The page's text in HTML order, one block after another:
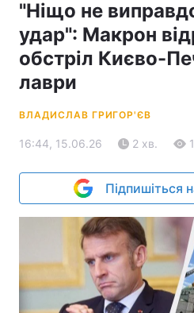
"Ніщо не
удар": Макрон
обстріл Києво-
лаври
ВЛАДИСЛАВ ГРИГОР'ЄВ
16:44, 15.06.26 2 хв.
Підпишіться